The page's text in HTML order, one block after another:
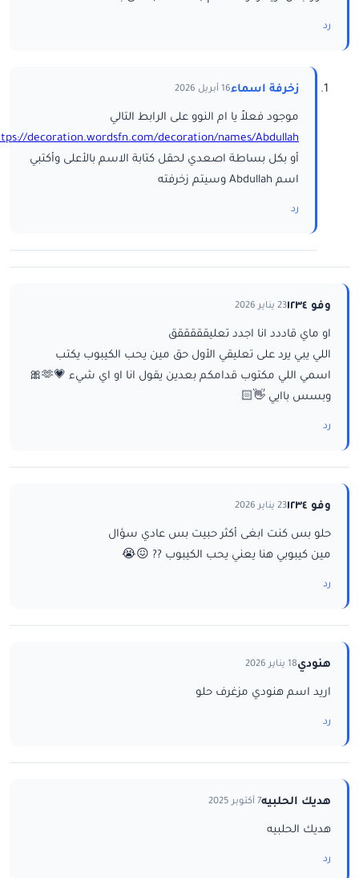
رد
زخرفة اسماء16 أبريل 2026
موجود فعلاً يا ام النوو على الرابط التالي
decoration.wordsfn.com/decoration/names/Abdullah/
أو بكل بساطة اصعدي لحقل كتابة الاسم بالأعلى وأكتبي
اسم Abdullah وسيتم زخرفته
رد
وفو ١٢٣٤ 23 يناير 2026
او ماي قاددد انا اجدد تعليقققققق
اللي يبي يرد على تعليقي الأول حق مين يحب الكيبوب يكتب
اسمي اللي مكتوب قدامكم بعدين يقول انا او اي شيء 💗🫶🎀
وبسس باايي 👋🏻
رد
وفو ١٢٣٤ 23 يناير 2026
حلو بس كنت ابغى أكثر حبيت بس عادي سؤال
مين كيبوبي هنا يعني يحب الكيبوب ?? 😖😭
رد
هنودي18 يناير 2026
اريد اسم هنودي مزغرف حلو
رد
هديك الحلبيه7 أكتوبر 2025
هديك الحلبيه
رد